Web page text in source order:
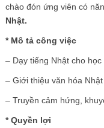
chào đón ứng viên có
Nhật.
* Mô tả công việc
– Dạy tiếng Nhật cho
– Giới thiệu văn hóa
– Truyền cảm hứng,
* Quyền lợi